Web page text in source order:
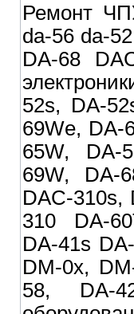
Ремонт
da-56 da-
DA-68
52s, DA-
69We, DA-
65W, DA-
69W, DA-
DAC-310s,
310 DA-
DA-41s
DM-0x,
58, DA-